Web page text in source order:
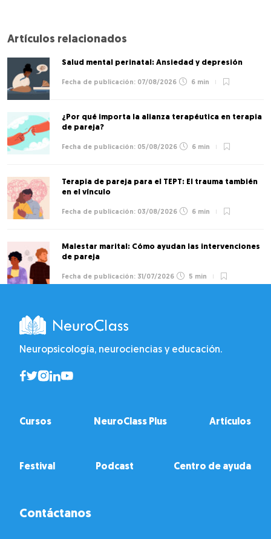
Artículos relacionados
Salud mental perinatal: Ansiedad y depresión
07/08/2026 6 min
¿Por qué importa la alianza terapéutica en terapia
de pareja?
05/08/2026 6 min
Terapia de pareja para el TEPT: El trauma también
en el vínculo
03/08/2026 6 min
Malestar marital: Cómo ayudan las intervenciones
de pareja
31/07/2026 5 min
Neuropsicología, neurociencias y educación.
Cursos NeuroClass Plus Artículos
Festival Podcast Centro de ayuda
Contáctanos